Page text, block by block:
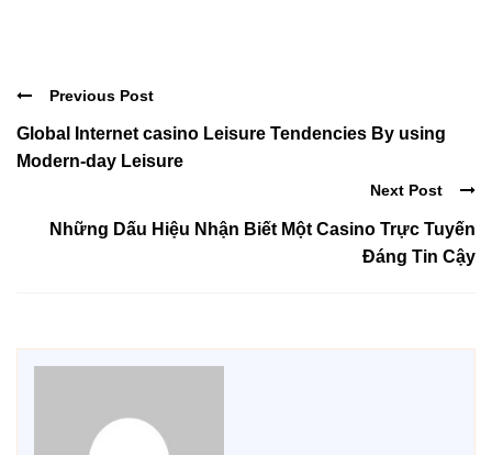
Previous Post
Global Internet casino Leisure Tendencies By using
Modern-day Leisure
Next Post
Những Dấu Hiệu Nhận Biết Một Casino Trực Tuyến
Đáng Tin Cậy